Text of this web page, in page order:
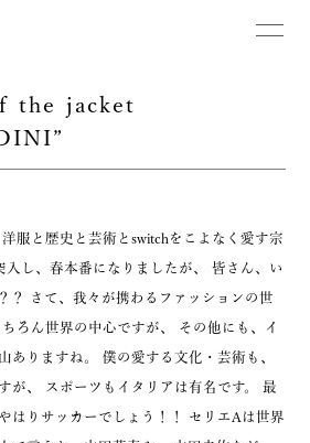
the jacket
服と歴史と芸術とswitchをこよなく愛す宗
入し、春本番になりましたが、 皆さん、い
？ さて、我々が携わるファッションの世
ろん世界の中心ですが、 その他にも、イ
ありますね。 僕の愛する文化・芸術も、
が、 スポーツもイタリアは有名です。 最
はりサッカーでしょう！！ セリエAは世界